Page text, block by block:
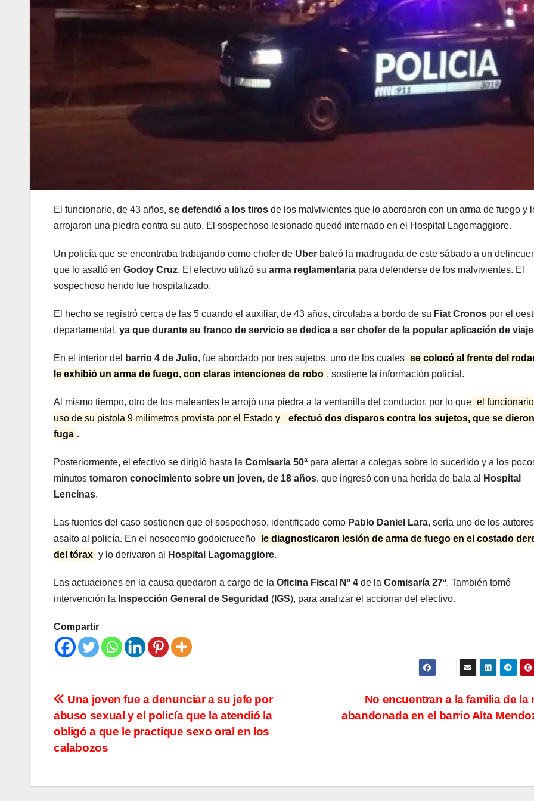
El funcionario, de 43 años, se defendió a los tiros de los malvivientes que lo abordaron con un arma de fuego y
arrojaron una piedra contra su auto. El sospechoso lesionado quedó internado en el Hospital Lagomaggiore.
Un policía que se encontraba trabajando como chofer de Uber baleó la madrugada de este sábado a un
que lo asaltó en Godoy Cruz. El efectivo utilizó su arma reglamentaria para defenderse de los malvivientes. El
sospechoso herido fue hospitalizado.
El hecho se registró cerca de las 5 cuando el auxiliar, de 43 años, circulaba a bordo de su Fiat Cronos por el
departamental, ya que durante su franco de servicio se dedica a ser chofer de la popular aplicación de
En el interior del barrio 4 de Julio, fue abordado por tres sujetos, uno de los cuales se colocó al frente del
le exhibió un arma de fuego, con claras intenciones de robo , sostiene la información policial.
Al mismo tiempo, otro de los maleantes le arrojó una piedra a la ventanilla del conductor, por lo que el
uso de su pistola 9 milímetros provista por el Estado y
efectuó dos disparos contra los sujetos, que se
fuga .
Posteriormente, el efectivo se dirigió hasta la Comisaría 50ª para alertar a colegas sobre lo sucedido y a los
minutos tomaron conocimiento sobre un joven, de 18 años, que ingresó con una herida de bala al
Hospital
Lencinas.
Las fuentes del caso sostienen que el sospechoso, identificado como Pablo Daniel Lara, sería uno de los
asalto al policía. En el nosocomio godoicruceño
le diagnosticaron lesión de arma de fuego en el costado
del tórax y lo derivaron al Hospital Lagomaggiore.
Las actuaciones en la causa quedaron a cargo de la Oficina Fiscal Nº 4 de la Comisaría 27ª. También tomó
intervención la Inspección General de Seguridad ( IGS), para analizar el accionar del efectivo.
Compartir
Navegación
de
entradas
No encuentran a la familia de la
abandonada en el barrio Alta
Una joven fue a denunciar a su jefe por
abuso sexual y el policía que la atendió la
obligó a que le practique sexo oral en los
calabozos
Paso Cristo
Redentor:
despejaron la
Cuevas antes
de otro
temporal con
unos 1.500
varados
MENDOZA
con
Al igual que
Fernández
un senador
votar en
forma remota